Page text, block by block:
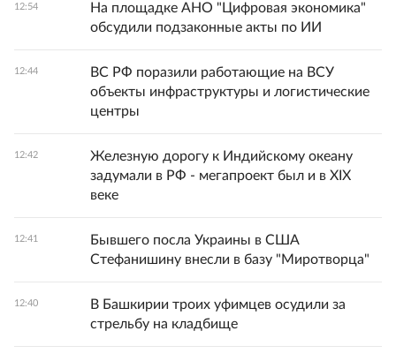
12:54
На площадке АНО "Цифровая экономика"
обсудили подзаконные акты по ИИ
12:44
ВС РФ поразили работающие на ВСУ
объекты инфраструктуры и логистические
центры
12:42
Железную дорогу к Индийскому океану
задумали в РФ - мегапроект был и в XIX
веке
12:41
Бывшего посла Украины в США
Стефанишину внесли в базу "Миротворца"
12:40
В Башкирии троих уфимцев осудили за
стрельбу на кладбище